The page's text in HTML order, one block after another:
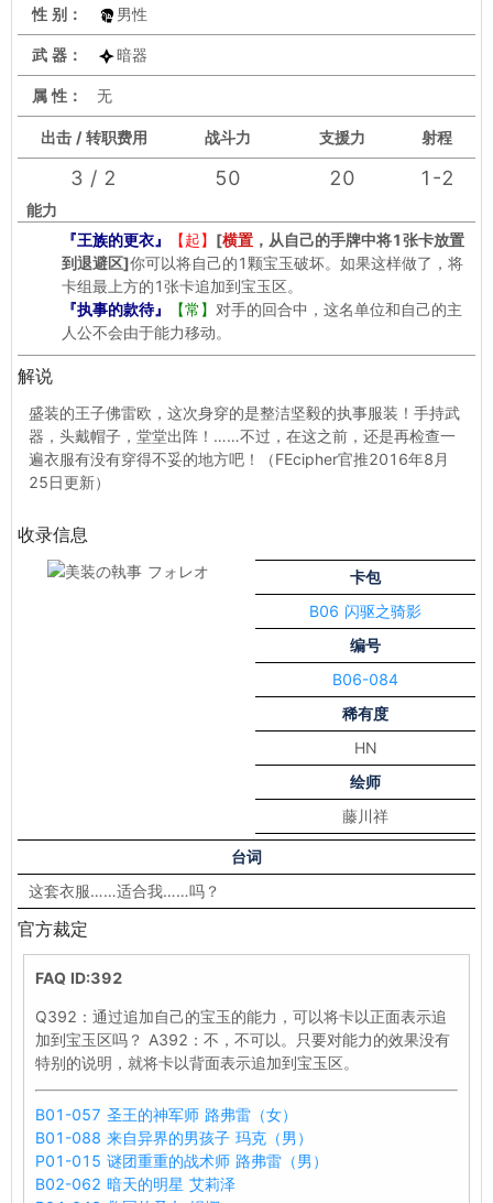
性 别： 男性
武 器： 暗器
属 性： 无
出击 / 转职费用 战斗力 支援力 射程
3 / 2 50 20 1-2
能力
『王族的更衣』
【起】 [横置 ，从自己的手牌中将1张卡放置
到退避区]你可以将自己的1颗宝玉破坏。如果这样做了，将
卡组最上方的1张卡追加到宝玉区。
『执事的款待』
【常】 对手的回合中，这名单位和自己的主
人公不会由于能力移动。
解说
盛装的王子佛雷欧，这次身穿的是整洁坚毅的执事服装！手持武
器，头戴帽子，堂堂出阵！……不过，在这之前，还是再检查一
遍衣服有没有穿得不妥的地方吧！（FEcipher官推2016年8月
25日更新）
收录信息
卡包
B06 闪驱之骑影
编号
B06-084
稀有度
HN
绘师
藤川祥
台词
这套衣服……适合我……吗？
官方裁定
FAQ ID:392
Q392：通过追加自己的宝玉的能力，可以将卡以正面表示追
加到宝玉区吗？ A392：不，不可以。只要对能力的效果没有
特别的说明，就将卡以背面表示追加到宝玉区。
B01-057 圣王的神军师 路弗雷（女）
B01-088 来自异界的男孩子 玛克（男）
P01-015 谜团重重的战术师 路弗雷（男）
B02-062 暗天的明星 艾莉泽